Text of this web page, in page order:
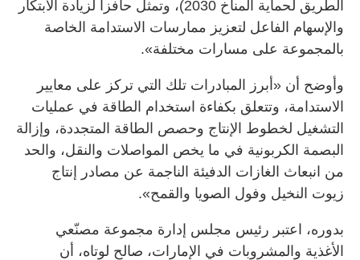
الطريق لحماية المناخ 2030)، وتمثل حافزاً لزيادة الابتكار
والإسهام الفاعل لتعزيز ممارسات الاستدامة الخاصة
بالمجموعة على مسارات مختلفة».
وأوضح أن «أبرز المبادرات تلك التي تركز على معايير
الاستدامة، وتتعلق بكفاءة استخدام الطاقة في عمليات
التشغيل لخطوط الإنتاج وحصص الطاقة المتجددة، وإزالة
البصمة الكربونية في ما يخص المواصلات والنقل، والحد
من انبعاث الغازات الدفيئة الناجمة عن مصادر إنتاج
زيوت النخيل وفول الصويا والقمح».
بدوره، اعتبر رئيس مجلس إدارة مجموعة مصنّعي
الأغذية والمشروبات في الإمارات، صالح لوتاه، أن